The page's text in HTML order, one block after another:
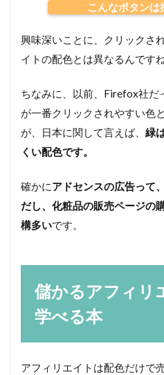
こんなボタンは
興味深いことに、クリックさ
イトの配色とは異なるんですね
ちなみに、以前、Firefox社だ
が一番クリックされやすい色
が、日本に関して言えば、 緑
くい配色です。
確かにアドセンスの広告って
だし、化粧品の販売ページの
構多いです。
儲かるアフィリ
学べる本
アフィリエイトは配色だけで